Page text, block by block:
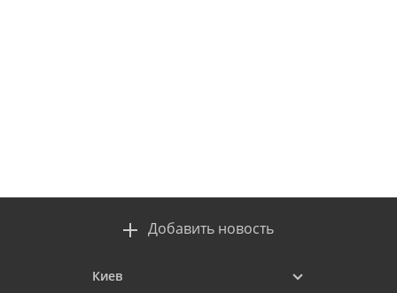
Добавить новость
Киев